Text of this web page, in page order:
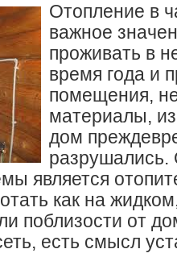
Отопление в
важное
проживать в
время года и
помещения,
материалы,
дом
является
как на
поблизости от
есть смысл